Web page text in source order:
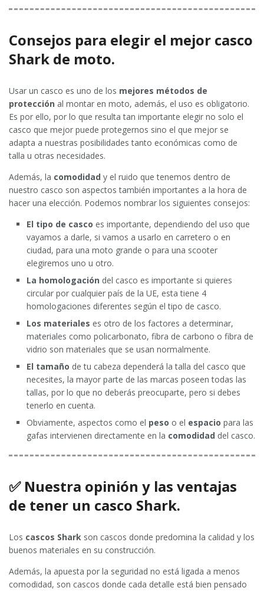
Consejos para elegir el mejor casco
Shark de moto.
Usar un casco es uno de los mejores métodos de
protección al montar en moto, además, el uso es obligatorio.
Es por ello, por lo que resulta tan importante elegir no solo el
casco que mejor puede protegernos sino el que mejor se
adapta a nuestras posibilidades tanto económicas como de
talla u otras necesidades.
Además, la comodidad y el ruido que tenemos dentro de
nuestro casco son aspectos también importantes a la hora de
hacer una elección. Podemos nombrar los siguientes consejos:
El tipo de casco es importante, dependiendo del uso que
vayamos a darle, si vamos a usarlo en carretero o en
ciudad, para una moto grande o para una scooter
elegiremos uno u otro.
La homologación del casco es importante si quieres
circular por cualquier país de la UE, esta tiene 4
homologaciones diferentes según el tipo de casco.
Los materiales es otro de los factores a determinar,
materiales como policarbonato, fibra de carbono o fibra de
vidrio son materiales que se usan normalmente.
El tamaño de tu cabeza dependerá la talla del casco que
necesites, la mayor parte de las marcas poseen todas las
tallas, por lo que no deberás preocuparte, pero si debes
tenerlo en cuenta.
Obviamente, aspectos como el peso o el espacio para las
gafas intervienen directamente en la comodidad del casco.
✅ Nuestra opinión y las ventajas
de tener un casco Shark.
Los cascos Shark son cascos donde predomina la calidad y los
buenos materiales en su construcción.
Además, la apuesta por la seguridad no está ligada a menos
comodidad, son cascos donde cada detalle está bien pensado